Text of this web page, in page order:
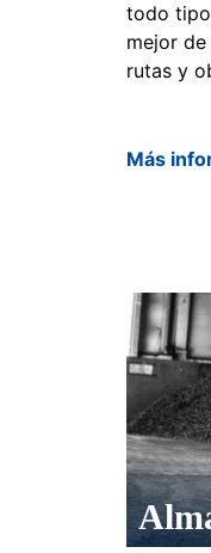
todo tipo
mejor
rutas y
Más